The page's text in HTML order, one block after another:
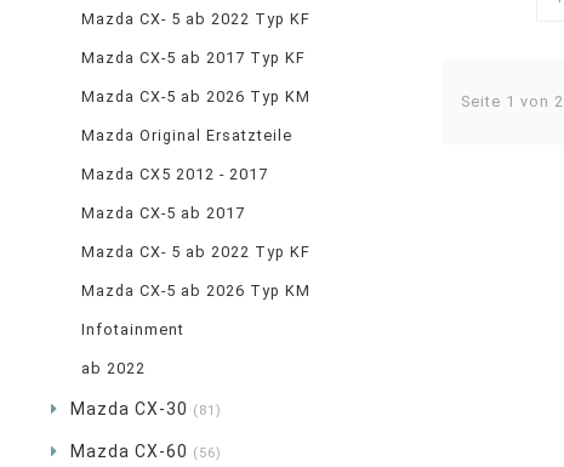
Mazda CX- 5 ab 2022 Typ KF
Mazda CX-5 ab 2017 Typ KF
Mazda CX-5 ab 2026 Typ KM
Mazda Original Ersatzteile
Mazda CX5 2012 - 2017
Mazda CX-5 ab 2017
Mazda CX- 5 ab 2022 Typ KF
Mazda CX-5 ab 2026 Typ KM
Infotainment
ab 2022
Mazda CX-30 (81)
Mazda CX-60 (56)
Seite 1 von 2